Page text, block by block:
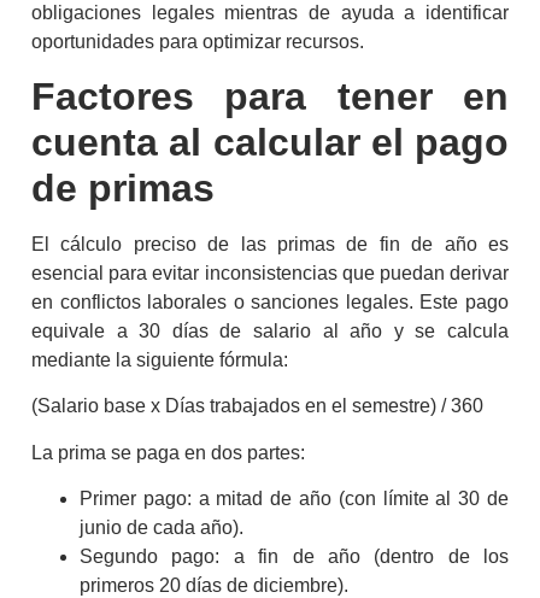
obligaciones legales mientras de ayuda a identificar
oportunidades para optimizar recursos.
Factores para tener en
cuenta al calcular el pago
de primas
El cálculo preciso de las primas de fin de año es
esencial para evitar inconsistencias que puedan derivar
en conflictos laborales o sanciones legales. Este pago
equivale a 30 días de salario al año y se calcula
mediante la siguiente fórmula:
(Salario base x Días trabajados en el semestre) / 360
La prima se paga en dos partes:
Primer pago: a mitad de año (con límite al 30 de
junio de cada año).
Segundo pago: a fin de año (dentro de los
primeros 20 días de diciembre).